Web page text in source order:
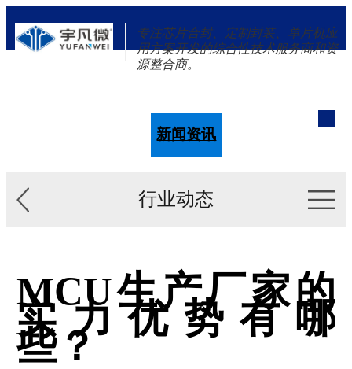
专注芯片合封、定制封装、单片机应
用方案开发的综合性技术服务商和资
源整合商。
新闻资讯
行业动态
MCU生产厂家的
实力优势有哪
些？